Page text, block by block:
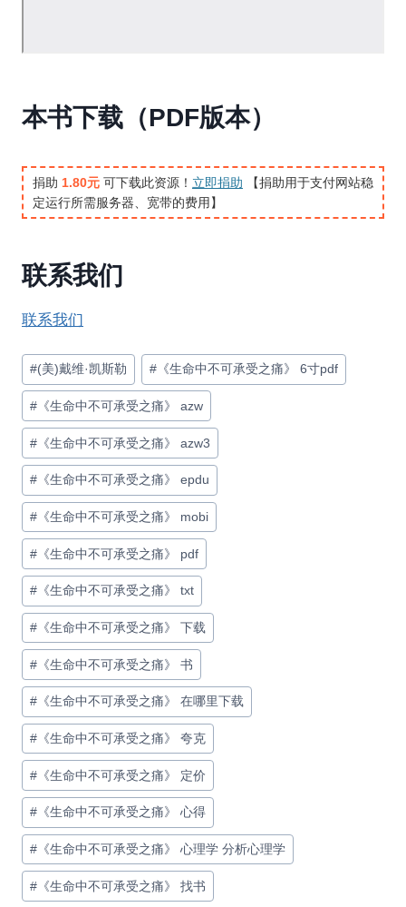
本书下载（PDF版本）
捐助 1.80元 可下载此资源！ 立即捐助 【捐助用于支付网站稳
定运行所需服务器、宽带的费用】
联系我们
联系我们
文
章
标
签：
#(美)戴维·凯斯勒 # 《生命中不可承受之痛》 6寸pdf
# 《生命中不可承受之痛》 azw
# 《生命中不可承受之痛》 azw3
# 《生命中不可承受之痛》 epdu
# 《生命中不可承受之痛》 mobi
# 《生命中不可承受之痛》 pdf
# 《生命中不可承受之痛》 txt
# 《生命中不可承受之痛》 下载
# 《生命中不可承受之痛》 书
# 《生命中不可承受之痛》 在哪里下载
# 《生命中不可承受之痛》 夸克
# 《生命中不可承受之痛》 定价
# 《生命中不可承受之痛》 心得
# 《生命中不可承受之痛》 心理学 分析心理学
# 《生命中不可承受之痛》 找书